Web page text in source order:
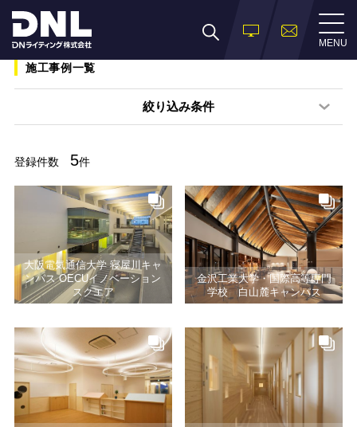
MENU
施工事例一覧
絞り込み条件
登録件数 5件
大阪電気通信大学 寝屋川キャ
ンパス OECUイノベーション
スクエア
金沢工業大学・国際高等専門
学校 白山麓キャンパス